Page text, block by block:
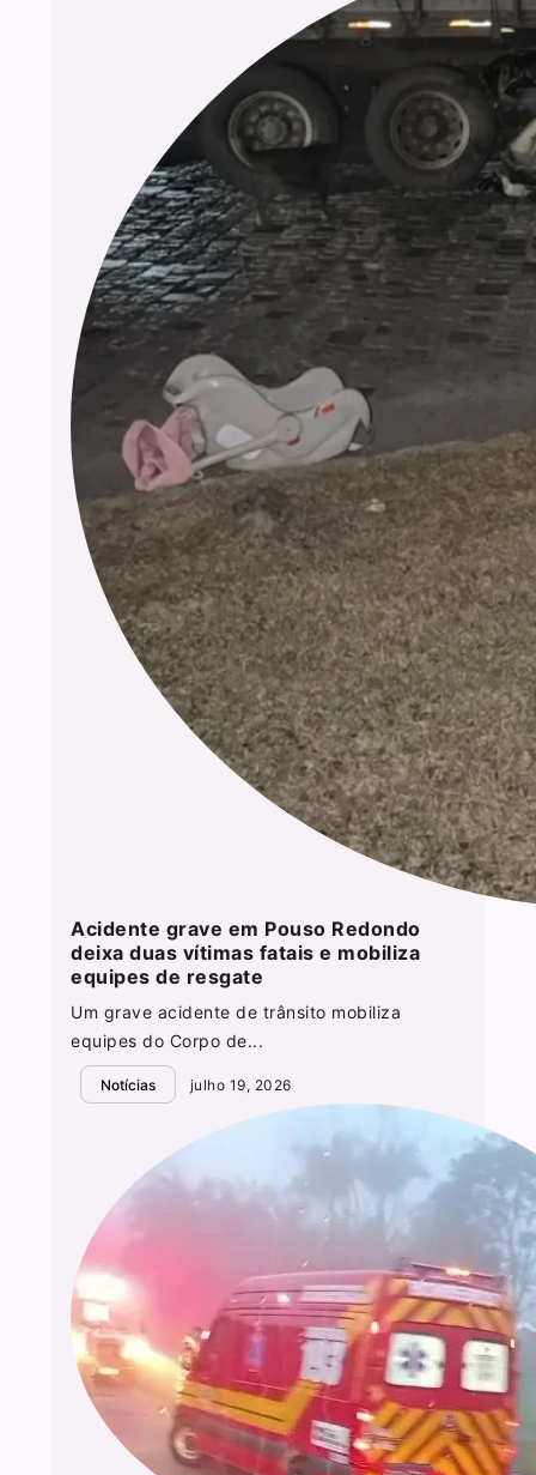
Acidente grave em Pouso Redondo
deixa duas vítimas fatais e mobiliza
equipes de resgate
Um grave acidente de trânsito mobiliza
equipes do Corpo de...
Notícias julho 19, 2026